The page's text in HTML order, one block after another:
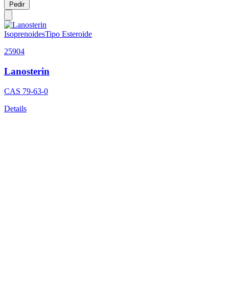
Pedir
IsoprenoidesTipo Esteroide
25904
Lanosterin
CAS 79-63-0
Details